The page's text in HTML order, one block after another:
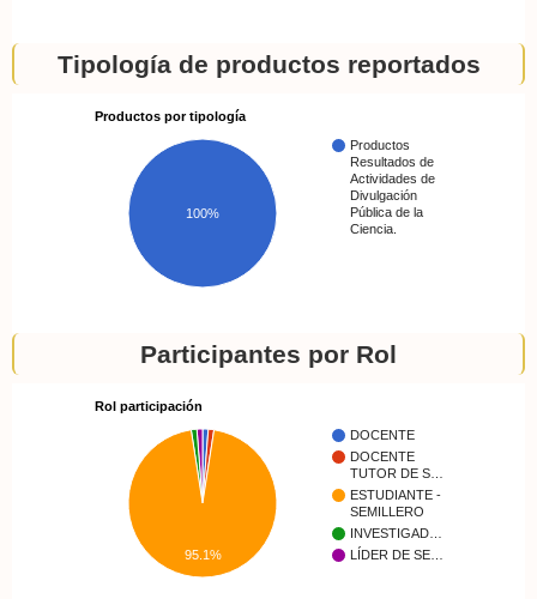
Tipología de productos reportados
Productos por tipología
Productos
Resultados de
Actividades de
Divulgación
Pública de la
Ciencia.
100%
Participantes por Rol
Rol participación
DOCENTE
DOCENTE
TUTOR DE S…
ESTUDIANTE -
SEMILLERO
INVESTIGAD…
LÍDER DE SE…
95.1%